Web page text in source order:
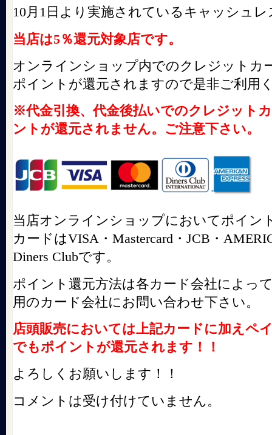
10月1日より実施されているキャッシュ
当店は5％還元対象店です。
オンラインショップ内でのクレジットカ
ポイントが還元されますので是非ご利用
※代金引換、代金後払いでのクレジット
ントが還元されません。ご注意下さい。
当店オンラインショップにおいてポイン
カードはVISA・Mastercard・JCB・
Diners Clubです。
ポイント還元方法は各カード会社によっ
用のカード会社にお問い合わせ下さい。
店頭販売においては上記カードに加えペ
でもポイントが還元されます！！
よろしくお願いします！！
コメントは受け付けていません。